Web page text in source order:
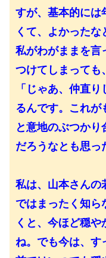
すが、基本的には
くて、よかったな
私がわがままを言
つけてしまっても
「じゃあ、仲直
るんです。これが
と意地のぶつか
だろうなとも思っ
私は、山本さんの
ではまったく知ら
くと、今ほど穏
ね。でも今は、す